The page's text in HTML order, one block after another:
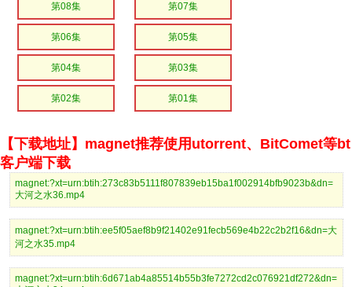
第08集 第07集
第06集 第05集
第04集 第03集
第02集 第01集
【下载地址】magnet推荐使用utorrent、BitComet等bt
客户端下载
magnet:?xt=urn:btih:273c83b5111f807839eb15ba1f002914bfb9023b&dn=
大河之水36.mp4
magnet:?xt=urn:btih:ee5f05aef8b9f21402e91fecb569e4b22c2b2f16&dn=大
河之水35.mp4
magnet:?xt=urn:btih:6d671ab4a85514b55b3fe7272cd2c076921df272&dn=